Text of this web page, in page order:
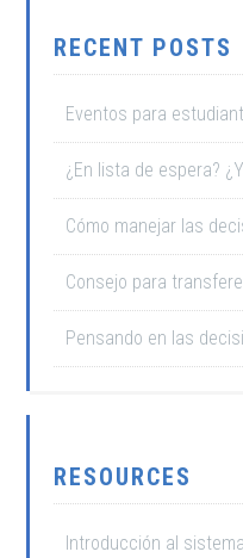
RECENT POSTS
Eventos para
¿En lista de espera?
Cómo manejar las
Consejo para
Pensando en las
RESOURCES
Introducción al